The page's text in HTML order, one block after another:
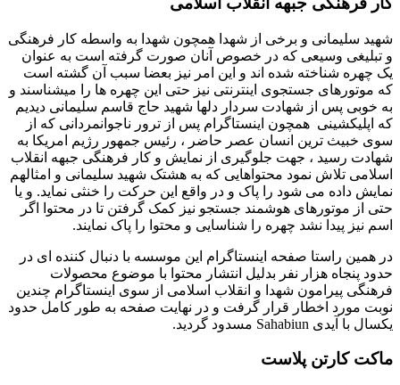
شهید سلیمانی و برخی از شهدا همچون شهدا به واسطه کار فرهنگی
و تبلیغی وسیعی که در خصوص آنان صورت گرفته است به عنوان
یک چهره شناخته شده اند و این امر نیز بعضا سبب آن گشته است
که موتورهای جستجوی اینترنتی نیز حتی این چهره ها را میشناسند و
به خوبی پس از شهادت سردار دلها شهید حاج قاسم سلیمانی دیدیم
که اپلیکشینی همچون اینستاگرام پس از ترور ناجوانمردانی که از
سوی خبیث ترین انسان عصر حاضر ، رئیس جمهور رژیم امریکا به
شهادت رسید ، جهت جلوگیری از نمایش و کار فرهنگی جبهه انقلاب
اسلامی تلاش نمود محتواهایی که به هشتک شهید سلیمانی و امثالهم
نمایش داده می شود را پاک و در واقع این حرکت را خنثی نماید. و یا
حتی از موتورهای هوشمند جستجو نیز کمک گرفتن تا در محتوا اگر
اسم نیز پیدا نشد چهره را شناسایی و محتوا را پاک نمایند.
در همین راستا صفحه اینستاگرام این موسسه با دنبال کننده ای در
حدود پنجاه هزار نفر بدلیل انتشار محتوا با موضوع محصولات
فرهنگی پیرامون شهدا و انقلاب اسلامی از سوی اینستاگرام چندین
نوبت مورد اخطار قرار گرفت و در نهایت صفحه به طور کامل حدود
یکسال با آیدی Sahabiun مسدود گردید.
ماکت کارتن پلاست